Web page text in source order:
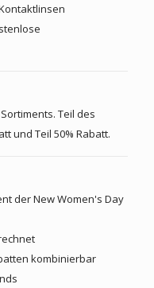
Teil des
und Teil 50% Rabatt.
der New Women's Day
kombinierbar